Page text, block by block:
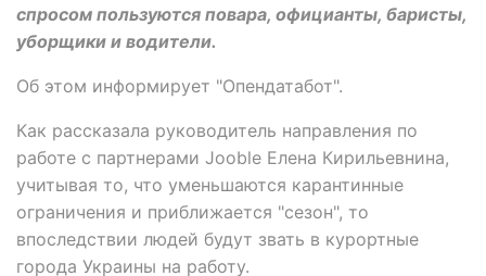
спросом пользуются повара, официанты, баристы,
уборщики и водители.
Об этом информирует "Опендатабот".
Как рассказала руководитель направления по
работе с партнерами Jooble Елена Кирильевнина,
учитывая то, что уменьшаются карантинные
ограничения и приближается "сезон", то
впоследствии людей будут звать в курортные
города Украины на работу.